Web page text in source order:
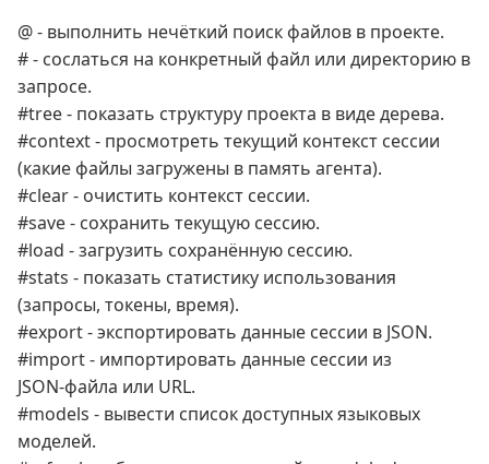
@ - выполнить нечёткий поиск файлов в проекте.
# - сослаться на конкретный файл или директорию в
запросе.
#tree - показать структуру проекта в виде дерева.
#context - просмотреть текущий контекст сессии
(какие файлы загружены в память агента).
#clear - очистить контекст сессии.
#save - сохранить текущую сессию.
#load - загрузить сохранённую сессию.
#stats - показать статистику использования
(запросы, токены, время).
#export - экспортировать данные сессии в JSON.
#import - импортировать данные сессии из
JSON‑файла или URL.
#models - вывести список доступных языковых
моделей.